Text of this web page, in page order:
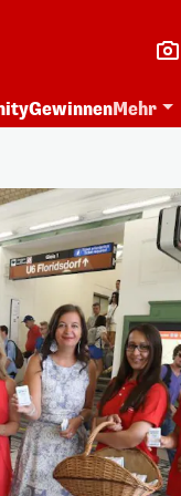
GewinnenMehr